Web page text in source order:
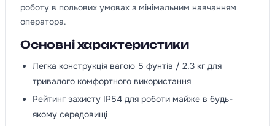
роботу в польових умовах з мінімальним навчанням
оператора.
Основні характеристики
Легка конструкція вагою 5 фунтів / 2,3 кг для
тривалого комфортного використання
Рейтинг захисту IP54 для роботи майже в будь-
якому середовищі